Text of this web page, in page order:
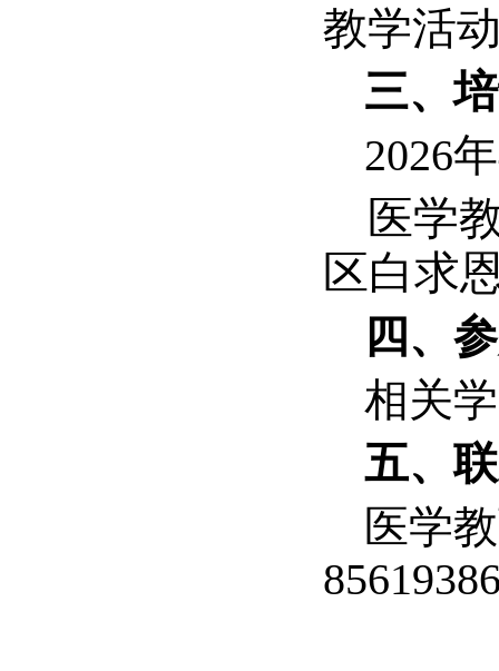
教学活
三、
2026年
医学
区白求
四、
相关
五、
医学